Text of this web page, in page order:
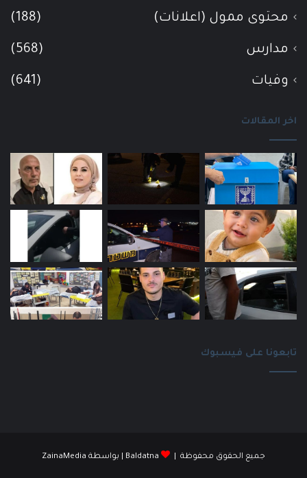
محتوى ممول (اعلانات) (188)
مدارس (568)
وفيات (641)
اخر المقالات
تابعونا على فيسبوك
جميع الحقوق محفوظة | Baldatna | بواسطة ZainaMedia